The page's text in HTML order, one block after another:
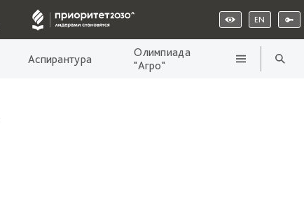
EN
Аспирантура
Олимпиада
"Агро"